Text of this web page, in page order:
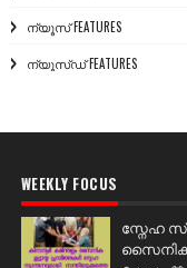
ന്യൂസ് FEATURES
ന്യൂസ്ഡ് FEATURES
WEEKLY FOCUS
സ്നേഹ
സൈനിക